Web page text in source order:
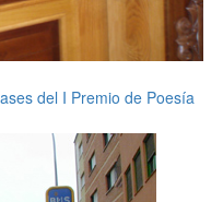
del I Premio de Poesía